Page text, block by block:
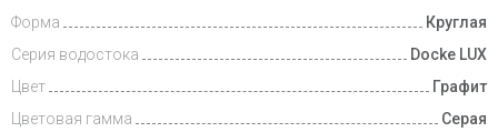
Форма
Круглая
Серия водостока
Docke LUX
Цвет
Графит
Цветовая гамма
Серая